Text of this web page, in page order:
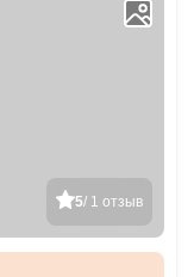
5/ 1 отзыв